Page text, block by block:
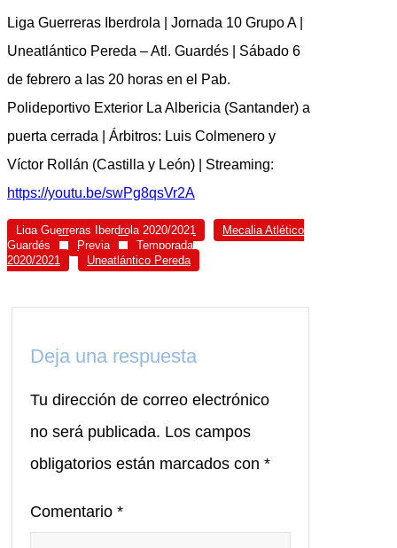
Liga Guerreras Iberdrola | Jornada 10 Grupo A |
Uneatlántico Pereda – Atl. Guardés | Sábado 6
de febrero a las 20 horas en el Pab.
Polideportivo Exterior La Albericia (Santander) a
puerta cerrada | Árbitros: Luis Colmenero y
Víctor Rollán (Castilla y León) | Streaming:
https://youtu.be/swPg8qsVr2A
Liga Guerreras Iberdrola 2020/2021
Mecalia Atlético
Guardés
Previa
Temporada
2020/2021
Uneatlántico Pereda
Deja una respuesta
Tu dirección de correo electrónico
no será publicada. Los campos
obligatorios están marcados con *
Comentario *